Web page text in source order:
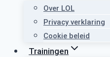
Over LOL
Privacy verklaring
Cookie beleid
Trainingen